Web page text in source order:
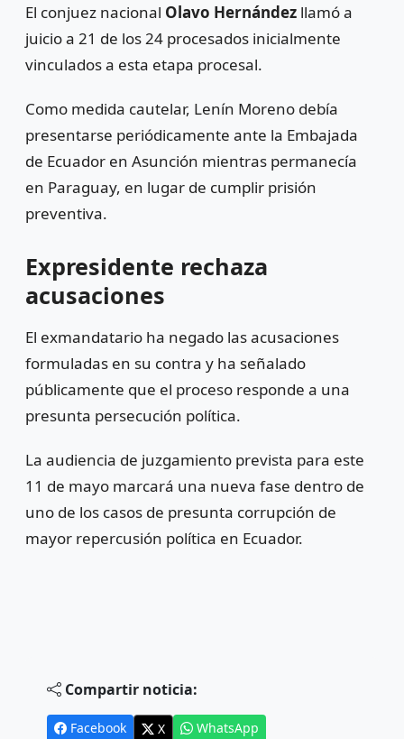
El conjuez nacional Olavo Hernández llamó a
juicio a 21 de los 24 procesados inicialmente
vinculados a esta etapa procesal.
Como medida cautelar, Lenín Moreno debía
presentarse periódicamente ante la Embajada
de Ecuador en Asunción mientras permanecía
en Paraguay, en lugar de cumplir prisión
preventiva.
Expresidente rechaza
acusaciones
El exmandatario ha negado las acusaciones
formuladas en su contra y ha señalado
públicamente que el proceso responde a una
presunta persecución política.
La audiencia de juzgamiento prevista para este
11 de mayo marcará una nueva fase dentro de
uno de los casos de presunta corrupción de
mayor repercusión política en Ecuador.
Compartir noticia:
Facebook X WhatsApp